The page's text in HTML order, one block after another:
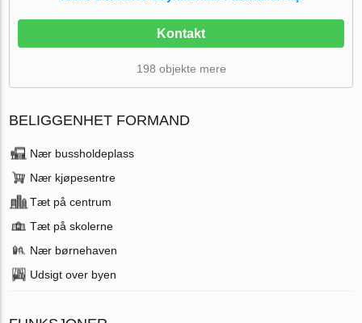
Kontakt
198 objekte mere
BELIGGENHET FORMAND
Nær bussholdeplass
Nær kjøpesentre
Tæt på centrum
Tæt på skolerne
Nær børnehaven
Udsigt over byen